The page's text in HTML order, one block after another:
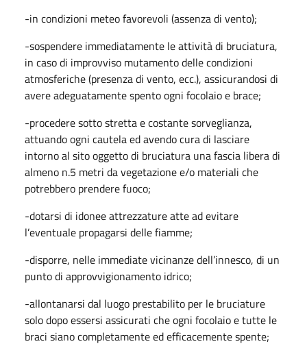
-in condizioni meteo favorevoli (assenza di vento);
-sospendere immediatamente le attività di bruciatura,
in caso di improvviso mutamento delle condizioni
atmosferiche (presenza di vento, ecc.), assicurandosi di
avere adeguatamente spento ogni focolaio e brace;
-procedere sotto stretta e costante sorveglianza,
attuando ogni cautela ed avendo cura di lasciare
intorno al sito oggetto di bruciatura una fascia libera di
almeno n.5 metri da vegetazione e/o materiali che
potrebbero prendere fuoco;
-dotarsi di idonee attrezzature atte ad evitare
l’eventuale propagarsi delle fiamme;
-disporre, nelle immediate vicinanze dell’innesco, di un
punto di approvvigionamento idrico;
-allontanarsi dal luogo prestabilito per le bruciature
solo dopo essersi assicurati che ogni focolaio e tutte le
braci siano completamente ed efficacemente spente;